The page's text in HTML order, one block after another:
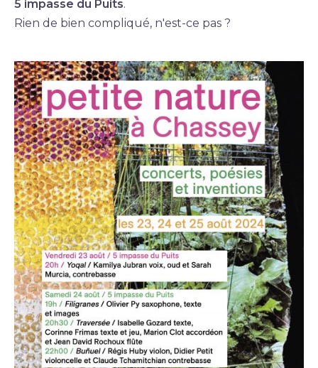
5 impasse du Puits.
Rien de bien compliqué, n'est-ce pas ?